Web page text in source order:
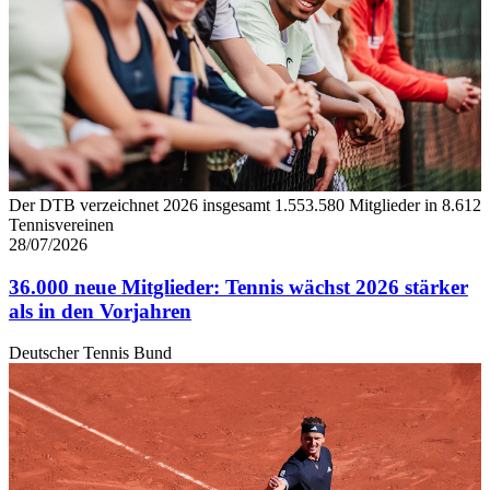
Der DTB verzeichnet 2026 insgesamt 1.553.580 Mitglieder in 8.612
Tennisvereinen
28/07/2026
36.000 neue Mitglieder: Tennis wächst 2026 stärker
als in den Vorjahren
Deutscher Tennis Bund